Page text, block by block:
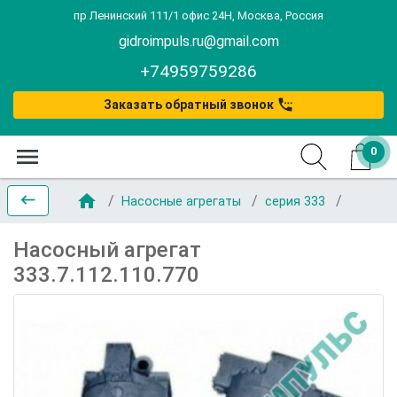
пр Ленинский 111/1 офис 24Н, Москва, Россия
gidroimpuls.ru@gmail.com
+74959759286
Заказать обратный звонок settings_phone
menu 0
keyboard_backspace home Насосные агрегаты серия 333
Насосный агрегат
333.7.112.110.770